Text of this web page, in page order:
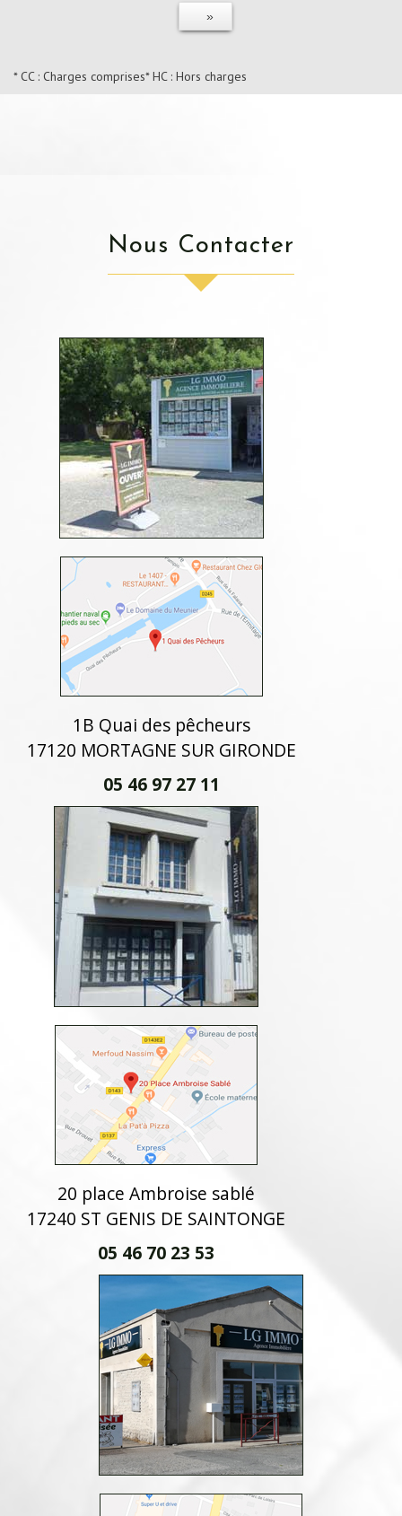
»
* CC : Charges comprises* HC : Hors charges
Nous Contacter
1B Quai des pêcheurs
17120 MORTAGNE SUR GIRONDE
05 46 97 27 11
20 place Ambroise sablé
17240 ST GENIS DE SAINTONGE
05 46 70 23 53